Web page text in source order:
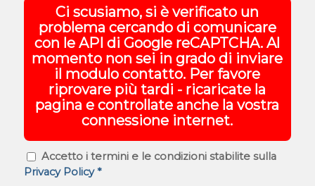
Ci scusiamo, si è verificato un
problema cercando di comunicare
con le API di Google reCAPTCHA. Al
momento non sei in grado di inviare
il modulo contatto. Per favore
riprovare più tardi - ricaricate la
pagina e controllate anche la vostra
connessione internet.
Accetto i termini e le condizioni stabilite sulla
Privacy Policy *